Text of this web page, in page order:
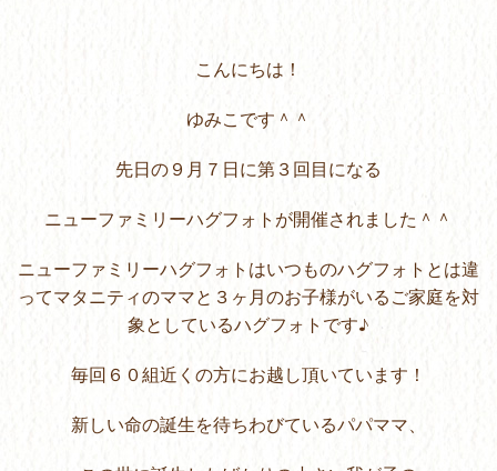
こんにちは！
ゆみこです＾＾
先日の９月７日に第３回目になる
ニューファミリーハグフォトが開催されました＾＾
ニューファミリーハグフォトはいつものハグフォトとは違
ってマタニティのママと３ヶ月のお子様がいるご家庭を対
象としているハグフォトです♪
毎回６０組近くの方にお越し頂いています！
新しい命の誕生を待ちわびているパパママ、